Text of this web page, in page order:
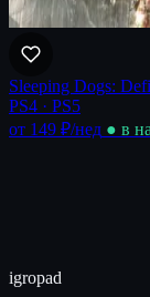
Sleeping Dogs:
PS4 · PS5
от 149 ₽/нед ● в
igropad